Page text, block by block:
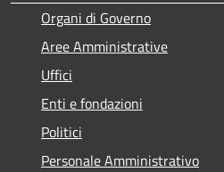
Organi di Governo
Aree Amministrative
Uffici
Enti e fondazioni
Politici
Personale Amministrativo